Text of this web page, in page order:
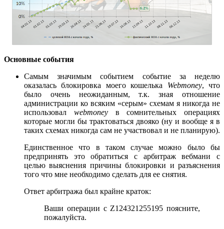
Основные события
Самым значимым событием событие за неделю
оказалась блокировка моего кошелька Webmoney, что
было очень неожиданным, т.к. зная отношение
администрации ко всяким «серым» схемам я никогда не
использовал webmoneyв сомнительных операциях
которые могли бы трактоваться двояко (ну и вообще я в
таких схемах никогда сам не участвовал и не планирую).
Единственное что в таком случае можно было бы
предпринять это обратиться с арбитраж вебмани с
целью выяснения причины блокировки и разъяснения
того что мне необходимо сделать для ее снятия.
Ответ арбитража был крайне краток:
Ваши операции с Z124321255195 поясните,
пожалуйста.